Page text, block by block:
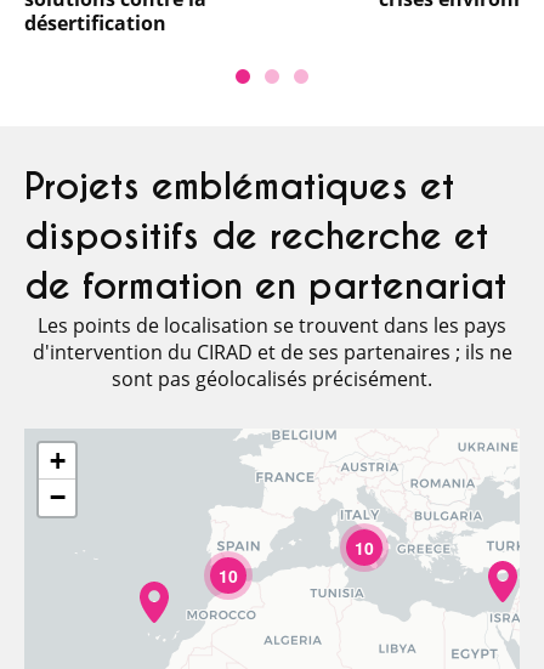
désertification
Projets emblématiques et
dispositifs de recherche et
de formation en partenariat
Les points de localisation se trouvent dans les pays
d'intervention du CIRAD et de ses partenaires ; ils ne
sont pas géolocalisés précisément.
10
10
+
−